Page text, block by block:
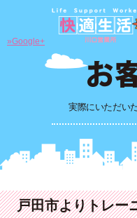
実際にいただい
»Google+
戸田市よりトレー